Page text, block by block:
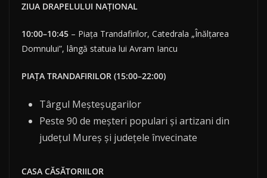
ZIUA DRAPELULUI NAȚIONAL
10:00–10:45 – Piața Trandafirilor, Catedrala „Înălțarea
Domnului”, lângă statuia lui Avram Iancu
PIAȚA TRANDAFIRILOR (15:00–22:00)
Târgul Meșteșugarilor
Peste 90 de meșteri populari și artizani din
județul Mureș și județele învecinate
CASA CĂSĂTORIILOR